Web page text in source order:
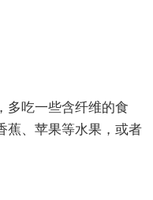
多吃一些含纤维的食
蕉、苹果等水果，或者